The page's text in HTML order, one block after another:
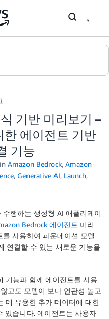
기반 미리보기 –
한 에이전트 기반
기능
in Amazon Bedrock, Amazon
, Generative AI, Launch,
행하는 생성형 AI 애플리케이
Bedrock 에이전트 미리
를 사용하여 파운데이션 모델
연결할 수 있는 새로운 기능을
기능과 함께 에이전트를 사용
고도 모델이 보다 연관성 높고
데 유용한 추가 데이터에 대한
있습니다. 에이전트는 사용자